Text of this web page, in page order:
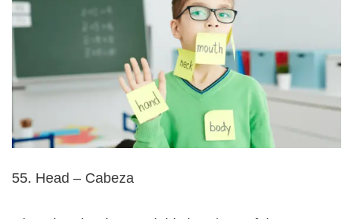
55. Head – Cabeza